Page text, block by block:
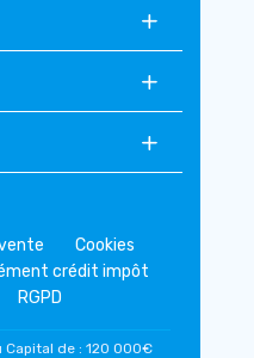
Cookies
crédit impôt
RGPD
Capital de : 120 000€